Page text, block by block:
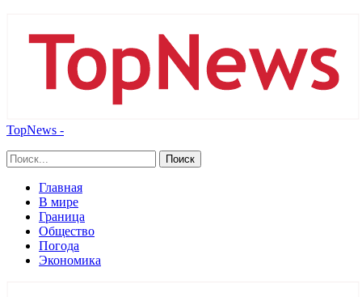
TopNews -
Главная
В мире
Граница
Общество
Погода
Экономика